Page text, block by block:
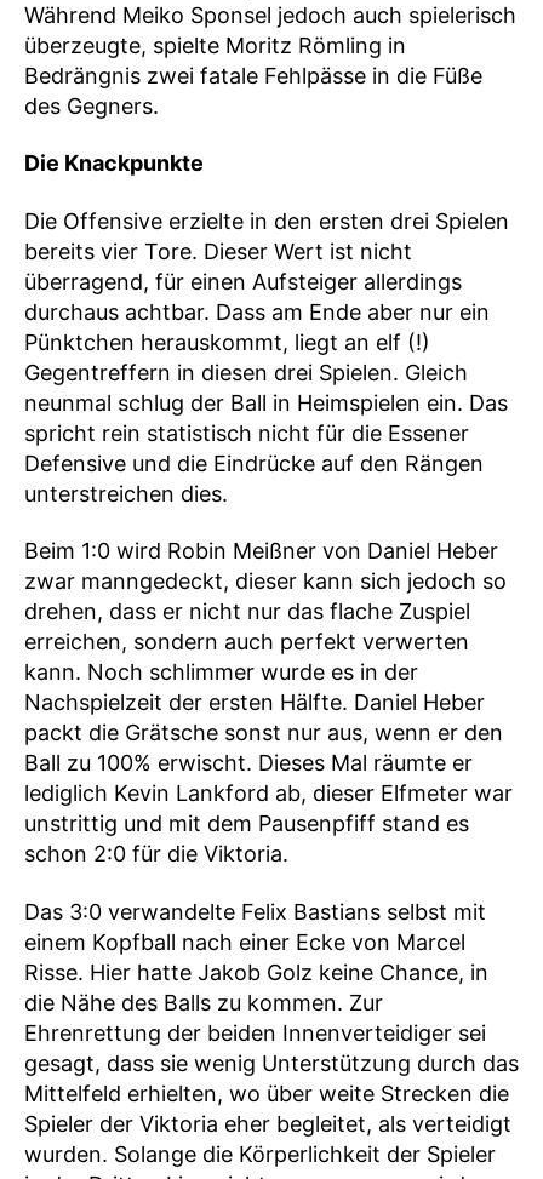
Während Meiko Sponsel jedoch auch spielerisch
überzeugte, spielte Moritz Römling in
Bedrängnis zwei fatale Fehlpässe in die Füße
des Gegners.
Die Knackpunkte
Die Offensive erzielte in den ersten drei Spielen
bereits vier Tore. Dieser Wert ist nicht
überragend, für einen Aufsteiger allerdings
durchaus achtbar. Dass am Ende aber nur ein
Pünktchen herauskommt, liegt an elf (!)
Gegentreffern in diesen drei Spielen. Gleich
neunmal schlug der Ball in Heimspielen ein. Das
spricht rein statistisch nicht für die Essener
Defensive und die Eindrücke auf den Rängen
unterstreichen dies.
Beim 1:0 wird Robin Meißner von Daniel Heber
zwar manngedeckt, dieser kann sich jedoch so
drehen, dass er nicht nur das flache Zuspiel
erreichen, sondern auch perfekt verwerten
kann. Noch schlimmer wurde es in der
Nachspielzeit der ersten Hälfte. Daniel Heber
packt die Grätsche sonst nur aus, wenn er den
Ball zu 100% erwischt. Dieses Mal räumte er
lediglich Kevin Lankford ab, dieser Elfmeter war
unstrittig und mit dem Pausenpfiff stand es
schon 2:0 für die Viktoria.
Das 3:0 verwandelte Felix Bastians selbst mit
einem Kopfball nach einer Ecke von Marcel
Risse. Hier hatte Jakob Golz keine Chance, in
die Nähe des Balls zu kommen. Zur
Ehrenrettung der beiden Innenverteidiger sei
gesagt, dass sie wenig Unterstützung durch das
Mittelfeld erhielten, wo über weite Strecken die
Spieler der Viktoria eher begleitet, als verteidigt
wurden. Solange die Körperlichkeit der Spieler